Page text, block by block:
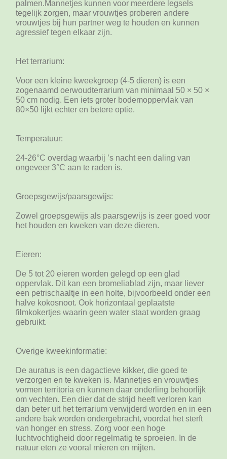
palmen.Mannetjes kunnen voor meerdere legsels
tegelijk zorgen, maar vrouwtjes proberen andere
vrouwtjes bij hun partner weg te houden en kunnen
agressief tegen elkaar zijn.
Het terrarium:
Voor een kleine kweekgroep (4-5 dieren) is een
zogenaamd oerwoudterrarium van minimaal 50 × 50 ×
50 cm nodig. Een iets groter bodemoppervlak van
80×50 lijkt echter en betere optie.
Temperatuur:
24-26°C overdag waarbij ’s nacht een daling van
ongeveer 3°C aan te raden is.
Groepsgewijs/paarsgewijs:
Zowel groepsgewijs als paarsgewijs is zeer goed voor
het houden en kweken van deze dieren.
Eieren:
De 5 tot 20 eieren worden gelegd op een glad
oppervlak. Dit kan een bromeliablad zijn, maar liever
een petrischaaltje in een holte, bijvoorbeeld onder een
halve kokosnoot. Ook horizontaal geplaatste
filmkokertjes waarin geen water staat worden graag
gebruikt.
Overige kweekinformatie:
De auratus is een dagactieve kikker, die goed te
verzorgen en te kweken is. Mannetjes en vrouwtjes
vormen territoria en kunnen daar onderling behoorlijk
om vechten. Een dier dat de strijd heeft verloren kan
dan beter uit het terrarium verwijderd worden en in een
andere bak worden ondergebracht, voordat het sterft
van honger en stress. Zorg voor een hoge
luchtvochtigheid door regelmatig te sproeien. In de
natuur eten ze vooral mieren en mijten.